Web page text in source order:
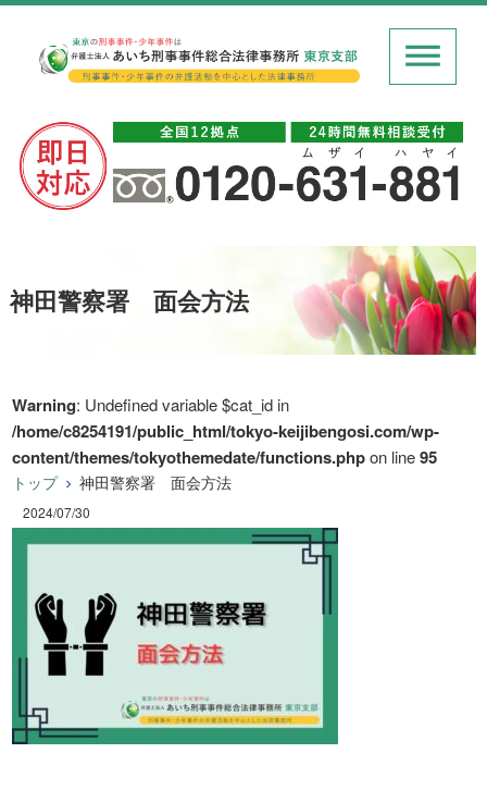
神田警察署 面会方法
Warning: Undefined variable $cat_id in
/home/c8254191/public_html/tokyo-keijibengosi.com/wp-
content/themes/tokyothemedate/functions.phpon line95
トップ 神田警察署 面会方法
2024/07/30